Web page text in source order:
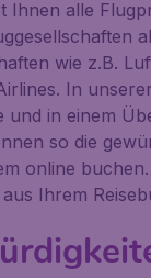
Ihnen alle
wie z.B.
In
und in einem
so die
online
Ihrem